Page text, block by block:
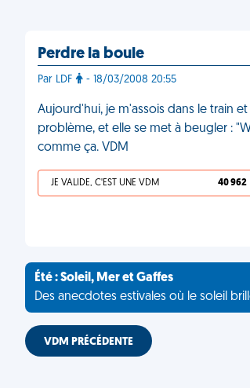
Perdre la boule
Par LDF - 18/03/2008 20:55
Aujourd'hui, je m'assois dans le train
problème, et elle se met à beugler :
comme ça. VDM
JE VALIDE, C'EST UNE VDM 40 962
Été : Soleil, Mer et Gaffes
Des anecdotes estivales où le soleil
VDM PRÉCÉDENTE